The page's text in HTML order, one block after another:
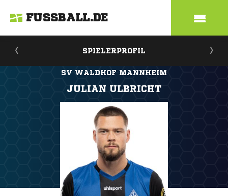
FUSSBALL.DE
SPIELERPROFIL
SV WALDHOF MANNHEIM
JULIAN ULBRICHT